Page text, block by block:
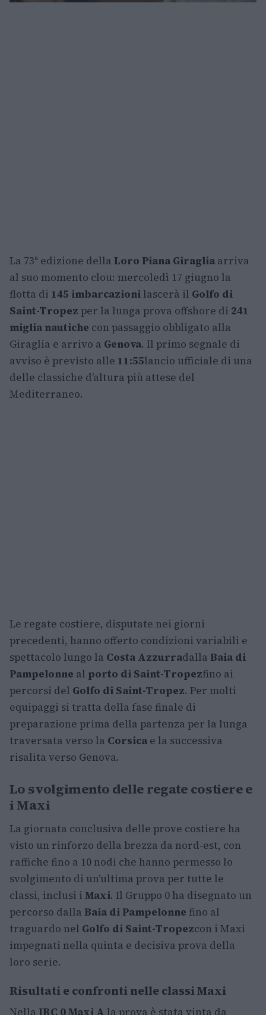
La 73ª edizione della Loro Piana Giraglia arriva
al suo momento clou: mercoledì 17 giugno la
flotta di 145 imbarcazioni lascerà il Golfo di
Saint-Tropez per la lunga prova offshore di 241
miglia nautiche con passaggio obbligato alla
Giraglia e arrivo a Genova. Il primo segnale di
avviso è previsto alle 11:55lancio ufficiale di una
delle classiche d’altura più attese del
Mediterraneo.
Le regate costiere, disputate nei giorni
precedenti, hanno offerto condizioni variabili e
spettacolo lungo la Costa Azzurradalla Baia di
Pampelonne al porto di Saint-Tropezfino ai
percorsi del Golfo di Saint-Tropez. Per molti
equipaggi si tratta della fase finale di
preparazione prima della partenza per la lunga
traversata verso la Corsica e la successiva
risalita verso Genova.
Lo svolgimento delle regate costiere e
i Maxi
La giornata conclusiva delle prove costiere ha
visto un rinforzo della brezza da nord-est, con
raffiche fino a 10 nodi che hanno permesso lo
svolgimento di un’ultima prova per tutte le
classi, inclusi i Maxi. Il Gruppo 0 ha disegnato un
percorso dalla Baia di Pampelonne fino al
traguardo nel Golfo di Saint-Tropezcon i Maxi
impegnati nella quinta e decisiva prova della
loro serie.
Risultati e confronti nelle classi Maxi